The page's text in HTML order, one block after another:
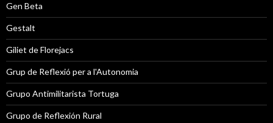
Gen Beta
Gestalt
Giliet de Florejacs
Grup de Reflexió per a l'Autonomia
Grupo Antimilitarista Tortuga
Grupo de Reflexión Rural